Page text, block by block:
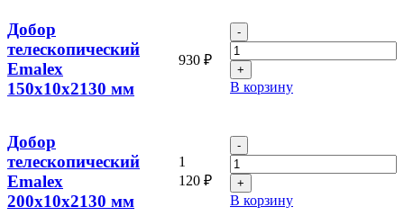
Добор
телескопический
Emalex
150x10x2130 мм
930 ₽
Количество
товара
Добор
телескопический
Emalex
В корзину
Добор
телескопический
Emalex
200x10x2130 мм
1
120 ₽
Количество
товара
Добор
телескопический
Emalex
В корзину